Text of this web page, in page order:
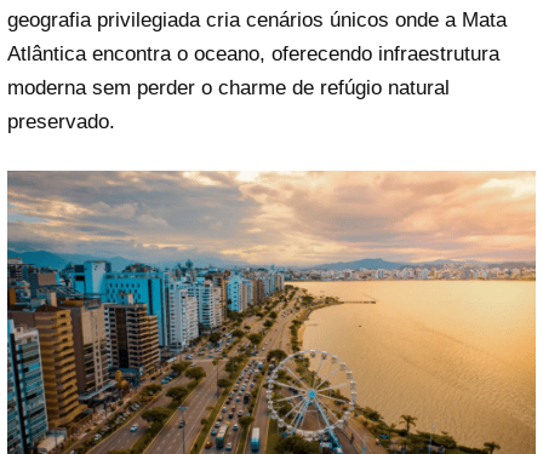
geografia privilegiada cria cenários únicos onde a Mata
Atlântica encontra o oceano, oferecendo infraestrutura
moderna sem perder o charme de refúgio natural
preservado.